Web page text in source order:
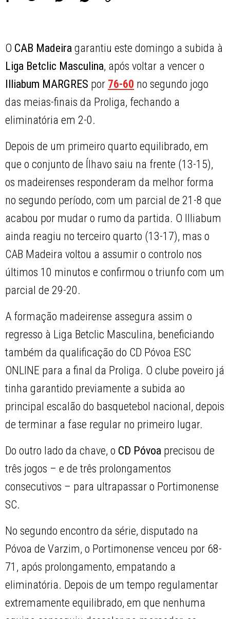
O CAB Madeira garantiu este domingo a subida à
Liga Betclic Masculina, após voltar a vencer o
Illiabum MARGRES por 76-60 no segundo jogo
das meias-finais da Proliga, fechando a
eliminatória em 2-0.
Depois de um primeiro quarto equilibrado, em
que o conjunto de Ílhavo saiu na frente (13-15),
os madeirenses responderam da melhor forma
no segundo período, com um parcial de 21-8 que
acabou por mudar o rumo da partida. O Illiabum
ainda reagiu no terceiro quarto (13-17), mas o
CAB Madeira voltou a assumir o controlo nos
últimos 10 minutos e confirmou o triunfo com um
parcial de 29-20.
A formação madeirense assegura assim o
regresso à Liga Betclic Masculina, beneficiando
também da qualificação do CD Póvoa ESC
ONLINE para a final da Proliga. O clube poveiro já
tinha garantido previamente a subida ao
principal escalão do basquetebol nacional, depois
de terminar a fase regular no primeiro lugar.
Do outro lado da chave, o CD Póvoa precisou de
três jogos – e de três prolongamentos
consecutivos – para ultrapassar o Portimonense
SC.
No segundo encontro da série, disputado na
Póvoa de Varzim, o Portimonense venceu por 68-
71, após prolongamento, empatando a
eliminatória. Depois de um tempo regulamentar
extremamente equilibrado, em que nenhuma